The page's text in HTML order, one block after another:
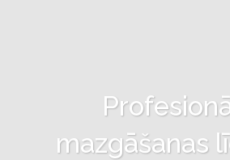
mazgāšanas